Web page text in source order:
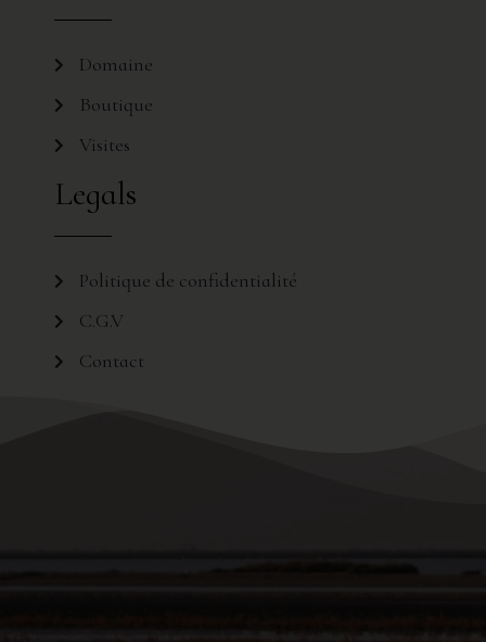
Domaine
Boutique
Visites
Legals
Politique de confidentialité
C.G.V
Contact